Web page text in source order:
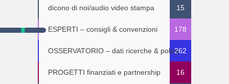
dicono di noi/audio video stampa 15
ESPERTI – consigli & convenzioni 178
OSSERVATORIO – dati ricerche & policy262
PROGETTI finanziati e partnership 16